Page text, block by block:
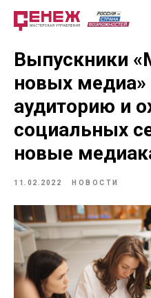
Выпускники
новых медиа»
аудиторию и
социальных
новые
11.02.2022 НОВОСТИ